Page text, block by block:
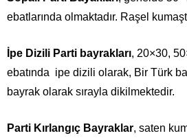
ebatlarında olmaktadır. Raşel
İpe Dizili Parti bayrakları, 20×30,
ebatında ipe dizili olarak, Bir Türk
bayrak olarak sırayla dikilmektedir.
Parti Kırlangıç Bayraklar, saten